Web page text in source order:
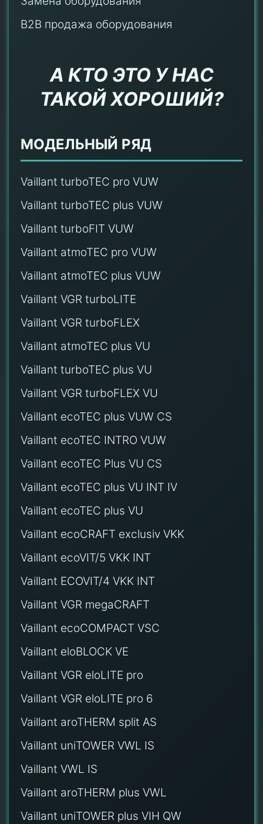
B2B продажа оборудования
А КТО ЭТО У НАС
ТАКОЙ ХОРОШИЙ?
МОДЕЛЬНЫЙ РЯД
Vaillant turboTEC pro VUW
Vaillant turboTEC plus VUW
Vaillant turboFIT VUW
Vaillant atmoTEC pro VUW
Vaillant atmoTEC plus VUW
Vaillant VGR turboLITE
Vaillant VGR turboFLEX
Vaillant atmoTEC plus VU
Vaillant turboTEC plus VU
Vaillant VGR turboFLEX VU
Vaillant ecoTEC plus VUW CS
Vaillant ecoTEC INTRO VUW
Vaillant ecoTEC Plus VU CS
Vaillant ecoTEC plus VU INT IV
Vaillant ecoTEC plus VU
Vaillant ecoCRAFT exclusiv VKK
Vaillant ecoVIT/5 VKK INT
Vaillant ECOVIT/4 VKK INT
Vaillant VGR megaCRAFT
Vaillant ecoCOMPACT VSC
Vaillant eloBLOCK VE
Vaillant VGR eloLITE pro
Vaillant VGR eloLITE pro 6
Vaillant aroTHERM split AS
Vaillant uniTOWER VWL IS
Vaillant VWL IS
Vaillant aroTHERM plus VWL
Vaillant uniTOWER plus VIH QW